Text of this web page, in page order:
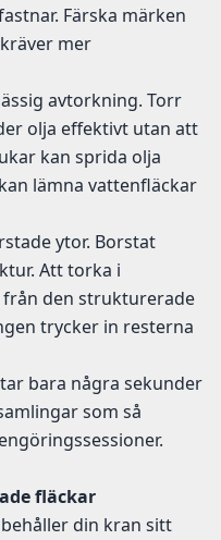
Färska märken
mer
avtorkning. Torr
olja effektivt utan att
kan sprida olja
lämna vattenfläckar
ytor. Borstat
Att torka i
den strukturerade
trycker in resterna
bara några sekunder
som så
fläckar
din kran sitt